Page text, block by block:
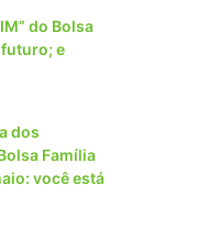
do Bolsa
e
dos
Família
você está